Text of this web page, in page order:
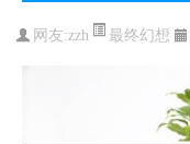
网友:zzh 最终幻想